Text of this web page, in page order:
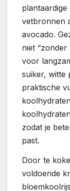
vetbronnen
avocado.
niet
voor
suiker, witte
praktische
zodat je
past.
Door te
voldoende